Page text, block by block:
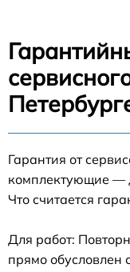
Гарантия от
комплектующие —
Что считается
Для работ:
прямо обусловлен